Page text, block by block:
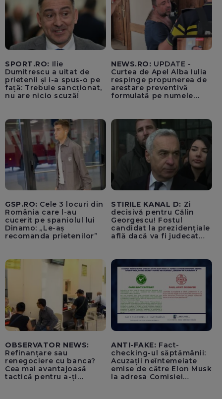
SPORT.RO: Ilie
Dumitrescu a uitat de
prietenii și i-a spus-o pe
față: Trebuie sancționat,
nu are nicio scuză!
NEWS.RO: UPDATE -
Curtea de Apel Alba Iulia
respinge propunerea de
arestare preventivă
formulată pe numele
letal / Ce a declarat la
ieșirea din sală
GSP.RO: Cele 3 locuri din
România care l-au
cucerit pe spaniolul lui
Dinamo: „Le-aș
recomanda prietenilor”
STIRILE KANAL D: Zi
decisivă pentru Călin
Georgescu! Fostul
candidat la prezidențiale
află dacă va fi judecat
OBSERVATOR NEWS:
Refinanțare sau
renegociere cu banca?
Cea mai avantajoasă
tactică pentru a-ți
ANTI-FAKE: Fact-
checking-ul săptămânii:
Acuzații neîntemeiate
emise de către Elon Musk
la adresa Comisiei